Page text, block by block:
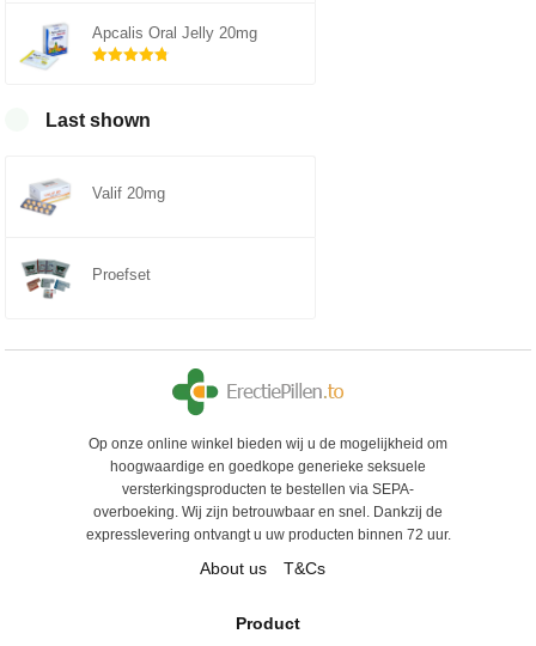
Apcalis Oral Jelly 20mg
Last shown
Valif 20mg
Proefset
Op onze online winkel bieden wij u de mogelijkheid om
hoogwaardige en goedkope generieke seksuele
versterkingsproducten te bestellen via SEPA-
overboeking. Wij zijn betrouwbaar en snel. Dankzij de
expresslevering ontvangt u uw producten binnen 72 uur.
About us T&Cs
Product